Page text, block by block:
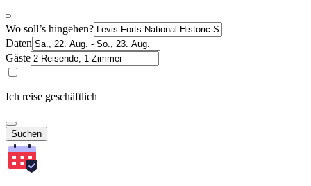
Wo soll’s hingehen?
Daten
Gäste
Ich reise geschäftlich
Suchen